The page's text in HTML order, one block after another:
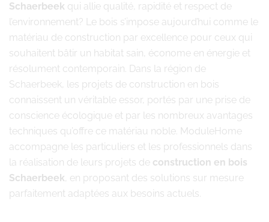
Schaerbeek qui allie qualité, rapidité et respect de
l’environnement? Le bois s’impose aujourd’hui comme le
matériau de construction par excellence pour ceux qui
souhaitent bâtir un habitat sain, économe en énergie et
résolument contemporain. Dans la région de
Schaerbeek, les projets de construction en bois
connaissent un véritable essor, portés par une prise de
conscience écologique et par les nombreux avantages
techniques qu’offre ce matériau noble. ModuleHome
accompagne les particuliers et les professionnels dans
la réalisation de leurs projets de construction en bois
Schaerbeek , en proposant des solutions sur mesure
parfaitement adaptées aux besoins actuels.